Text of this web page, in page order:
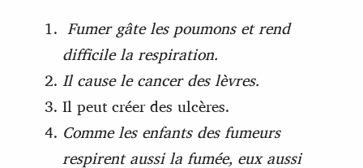
Fumer gâte les poumons et rend
difficile la respiration.
Il cause le cancer des lèvres.
Il peut créer des ulcères.
Comme les enfants des fumeurs
respirent aussi la fumée, eux aussi